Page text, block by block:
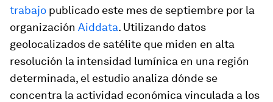
trabajo publicado este mes de septiembre por la
organización Aiddata. Utilizando datos
geolocalizados de satélite que miden en alta
resolución la intensidad lumínica en una región
determinada, el estudio analiza dónde se
concentra la actividad económica vinculada a los